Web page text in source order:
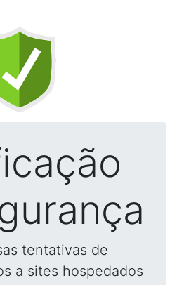
tentativas de
a sites hospedados